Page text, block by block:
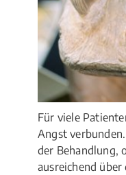
Für viele
Angst
der Behandlung,
ausreichend